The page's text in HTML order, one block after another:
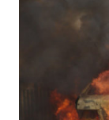
Toute l'actualité